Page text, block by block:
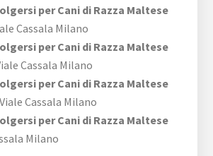
per Cani di Razza Maltese
Cassala Milano
per Cani di Razza Maltese
Cassala Milano
per Cani di Razza Maltese
Viale Cassala Milano
per Cani di Razza Maltese
Milano